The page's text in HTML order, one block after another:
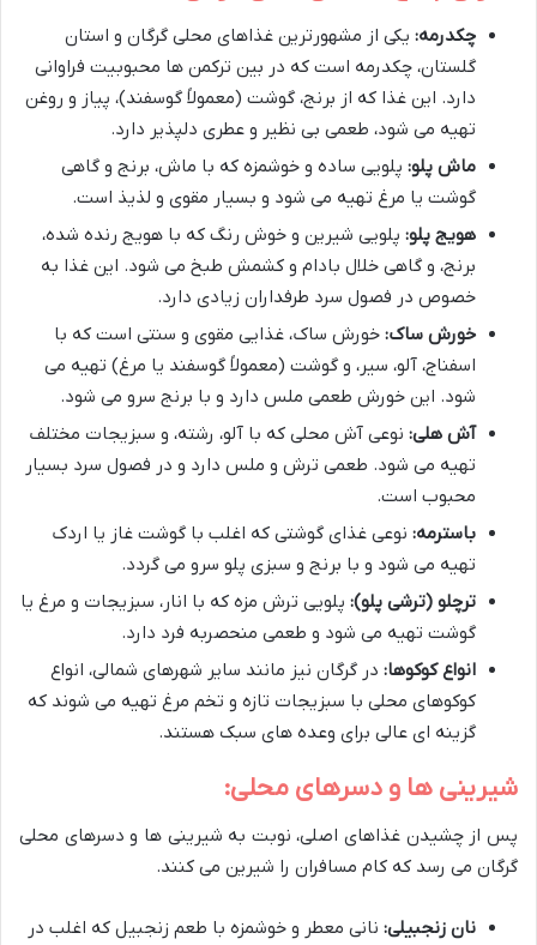
چکدرمه: یکی از مشهورترین غذاهای محلی گرگان و استان
گلستان، چکدرمه است که در بین ترکمن ها محبوبیت فراوانی
دارد. این غذا که از برنج، گوشت (معمولاً گوسفند)، پیاز و روغن
تهیه می شود، طعمی بی نظیر و عطری دلپذیر دارد.
ماش پلو: پلویی ساده و خوشمزه که با ماش، برنج و گاهی
گوشت یا مرغ تهیه می شود و بسیار مقوی و لذیذ است.
هویج پلو: پلویی شیرین و خوش رنگ که با هویج رنده شده،
برنج، و گاهی خلال بادام و کشمش طبخ می شود. این غذا به
خصوص در فصول سرد طرفداران زیادی دارد.
خورش ساک: خورش ساک، غذایی مقوی و سنتی است که با
اسفناج، آلو، سیر، و گوشت (معمولاً گوسفند یا مرغ) تهیه می
شود. این خورش طعمی ملس دارد و با برنج سرو می شود.
آش هلی: نوعی آش محلی که با آلو، رشته، و سبزیجات مختلف
تهیه می شود. طعمی ترش و ملس دارد و در فصول سرد بسیار
محبوب است.
باسترمه: نوعی غذای گوشتی که اغلب با گوشت غاز یا اردک
تهیه می شود و با برنج و سبزی پلو سرو می گردد.
ترچلو (ترشی پلو): پلویی ترش مزه که با انار، سبزیجات و مرغ یا
گوشت تهیه می شود و طعمی منحصربه فرد دارد.
انواع کوکوها: در گرگان نیز مانند سایر شهرهای شمالی، انواع
کوکوهای محلی با سبزیجات تازه و تخم مرغ تهیه می شوند که
گزینه ای عالی برای وعده های سبک هستند.
شیرینی ها و دسرهای محلی:
پس از چشیدن غذاهای اصلی، نوبت به شیرینی ها و دسرهای محلی
گرگان می رسد که کام مسافران را شیرین می کنند.
نان زنجبیلی: نانی معطر و خوشمزه با طعم زنجبیل که اغلب در